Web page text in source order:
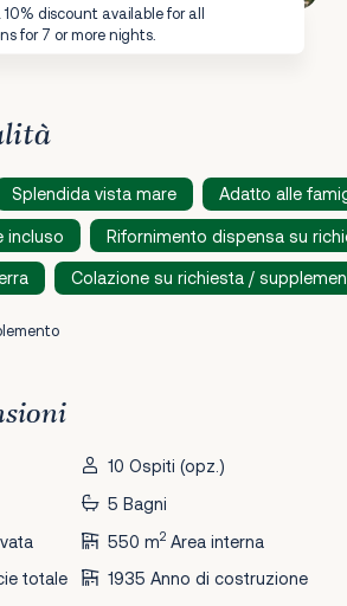
10% discount available for all
for 7 or more nights.
Splendida vista mare Adatto alle
incluso Rifornimento dispensa su
Colazione su richiesta /
10 Ospiti (opz.)
5 Bagni
550 m2Area interna
totale
1935 Anno di costruzione